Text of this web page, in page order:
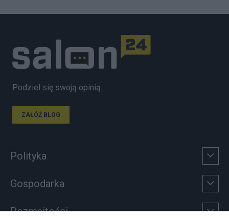
Podziel się swoją opinią
ZAŁÓŻ BLOG
Polityka
Gospodarka
Rozmaitości